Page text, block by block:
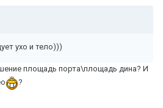
ухо и тело)))
площадь порта\площадь дина? И
?